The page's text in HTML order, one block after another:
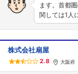
ます。首都
関しては1人
株式会社扇屋
2.8 大阪府